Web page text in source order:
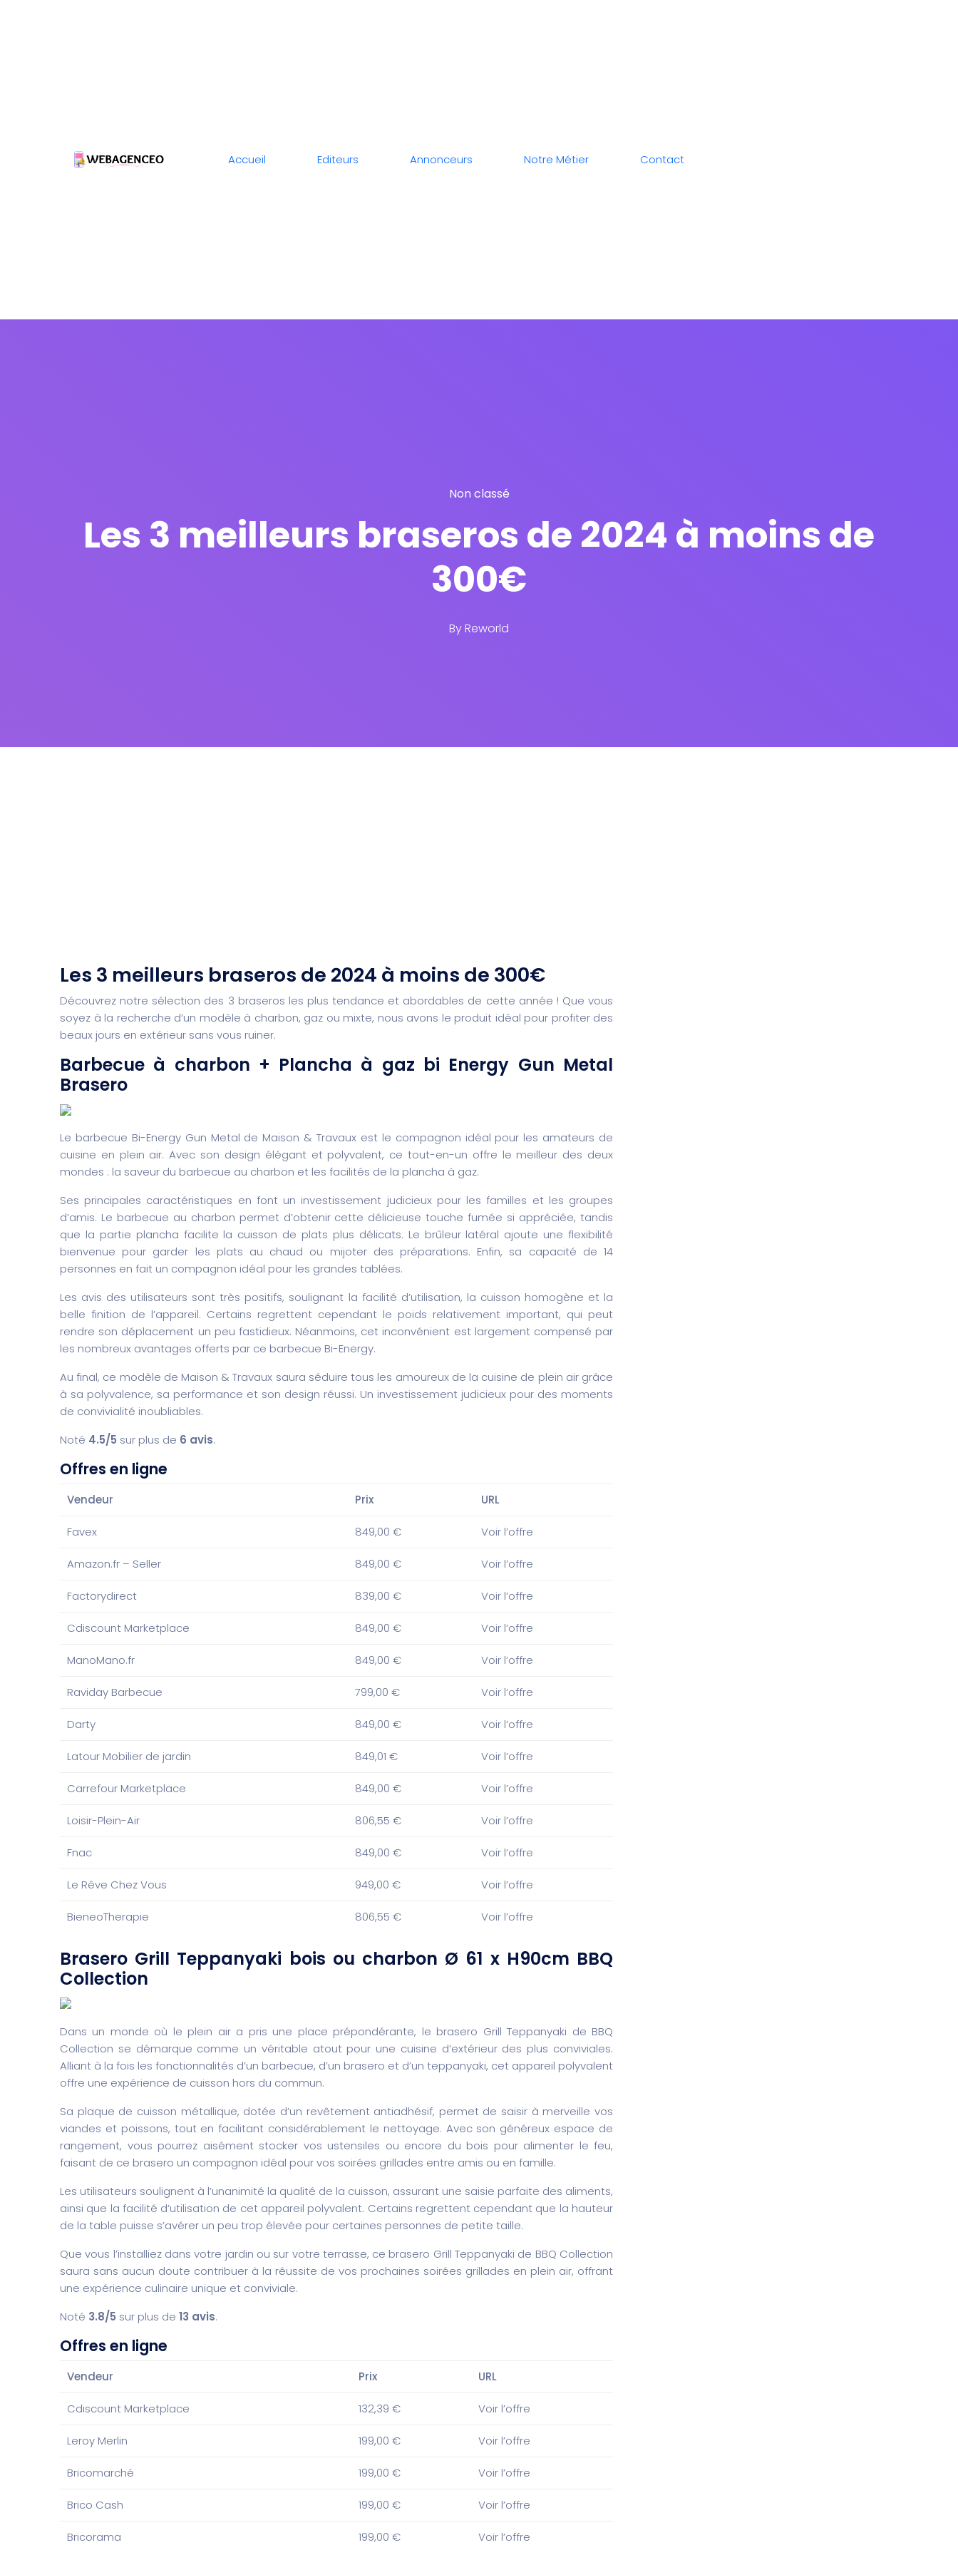
Accueil Editeurs Annonceurs Notre Métier Contact
Non classé
Les 3 meilleurs braseros de 2024 à moins de
300€
ByReworld
Les 3 meilleurs braseros de 2024 à moins de 300€
Découvrez notre sélection des 3 braseros les plus tendance et abordables de cette année ! Que vous
soyez à la recherche d’un modèle à charbon, gaz ou mixte, nous avons le produit idéal pour profiter des
beaux jours en extérieur sans vous ruiner.
Barbecue à charbon + Plancha à gaz bi Energy Gun Metal
Brasero
Le barbecue Bi-Energy Gun Metal de Maison & Travaux est le compagnon idéal pour les amateurs de
cuisine en plein air. Avec son design élégant et polyvalent, ce tout-en-un offre le meilleur des deux
mondes : la saveur du barbecue au charbon et les facilités de la plancha à gaz.
Ses principales caractéristiques en font un investissement judicieux pour les familles et les groupes
d’amis. Le barbecue au charbon permet d’obtenir cette délicieuse touche fumée si appréciée, tandis
que la partie plancha facilite la cuisson de plats plus délicats. Le brûleur latéral ajoute une flexibilité
bienvenue pour garder les plats au chaud ou mijoter des préparations. Enfin, sa capacité de 14
personnes en fait un compagnon idéal pour les grandes tablées.
Les avis des utilisateurs sont très positifs, soulignant la facilité d’utilisation, la cuisson homogène et la
belle finition de l’appareil. Certains regrettent cependant le poids relativement important, qui peut
rendre son déplacement un peu fastidieux. Néanmoins, cet inconvénient est largement compensé par
les nombreux avantages offerts par ce barbecue Bi-Energy.
Au final, ce modèle de Maison & Travaux saura séduire tous les amoureux de la cuisine de plein air grâce
à sa polyvalence, sa performance et son design réussi. Un investissement judicieux pour des moments
de convivialité inoubliables.
Noté 4.5/5 sur plus de 6 avis.
Offres en ligne
Vendeur Prix URL
Favex 849,00 € Voir l’offre
Amazon.fr – Seller 849,00 € Voir l’offre
Factorydirect 839,00 € Voir l’offre
Cdiscount Marketplace 849,00 € Voir l’offre
ManoMano.fr 849,00 € Voir l’offre
Raviday Barbecue 799,00 € Voir l’offre
Darty 849,00 € Voir l’offre
Latour Mobilier de jardin 849,01 € Voir l’offre
Carrefour Marketplace 849,00 € Voir l’offre
Loisir-Plein-Air 806,55 € Voir l’offre
Fnac 849,00 € Voir l’offre
Le Rêve Chez Vous 949,00 € Voir l’offre
BieneoTherapie 806,55 € Voir l’offre
Brasero Grill Teppanyaki bois ou charbon Ø 61 x H90cm BBQ
Collection
Dans un monde où le plein air a pris une place prépondérante, le brasero Grill Teppanyaki de BBQ
Collection se démarque comme un véritable atout pour une cuisine d’extérieur des plus conviviales.
Alliant à la fois les fonctionnalités d’un barbecue, d’un brasero et d’un teppanyaki, cet appareil polyvalent
offre une expérience de cuisson hors du commun.
Sa plaque de cuisson métallique, dotée d’un revêtement antiadhésif, permet de saisir à merveille vos
viandes et poissons, tout en facilitant considérablement le nettoyage. Avec son généreux espace de
rangement, vous pourrez aisément stocker vos ustensiles ou encore du bois pour alimenter le feu,
faisant de ce brasero un compagnon idéal pour vos soirées grillades entre amis ou en famille.
Les utilisateurs soulignent à l’unanimité la qualité de la cuisson, assurant une saisie parfaite des aliments,
ainsi que la facilité d’utilisation de cet appareil polyvalent. Certains regrettent cependant que la hauteur
de la table puisse s’avérer un peu trop élevée pour certaines personnes de petite taille.
Que vous l’installiez dans votre jardin ou sur votre terrasse, ce brasero Grill Teppanyaki de BBQ Collection
saura sans aucun doute contribuer à la réussite de vos prochaines soirées grillades en plein air, offrant
une expérience culinaire unique et conviviale.
Noté 3.8/5 sur plus de 13 avis.
Offres en ligne
Vendeur Prix URL
Cdiscount Marketplace 132,39 € Voir l’offre
Leroy Merlin 199,00 € Voir l’offre
Bricomarché 199,00 € Voir l’offre
Brico Cash 199,00 € Voir l’offre
Bricorama 199,00 € Voir l’offre